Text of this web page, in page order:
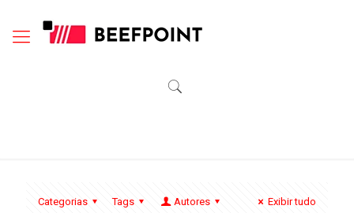
Categorias Tags Autores Exibir tudo